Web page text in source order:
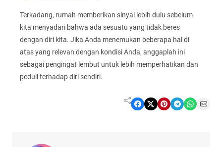
Terkadang, rumah memberikan sinyal lebih dulu sebelum
kita menyadari bahwa ada sesuatu yang tidak beres
dengan diri kita. Jika Anda menemukan beberapa hal di
atas yang relevan dengan kondisi Anda, anggaplah ini
sebagai pengingat lembut untuk lebih memperhatikan dan
peduli terhadap diri sendiri.
Share on Facebook Share on X Share on Pinterest Share on Telegram Share on WhatsApp Share on Email